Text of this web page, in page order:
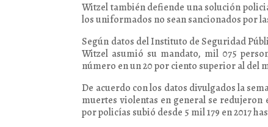
Witzel también defiende una solución
los uniformados no sean sancionados por
Según datos del Instituto de Seguridad
Witzel asumió su mandato, mil 075
número en un 20 por ciento superior al del
De acuerdo con los datos divulgados la
muertes violentas en general se
por policías subió desde 5 mil 179 en 2017